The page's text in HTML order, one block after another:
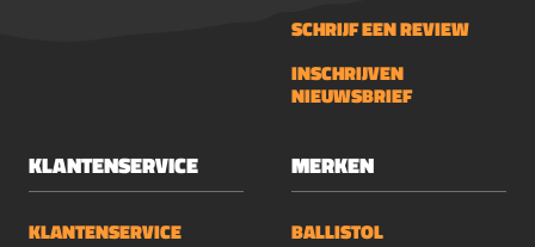
SCHRIJF EEN REVIEW
INSCHRIJVEN
NIEUWSBRIEF
KLANTENSERVICE
KLANTENSERVICE
MERKEN
BALLISTOL